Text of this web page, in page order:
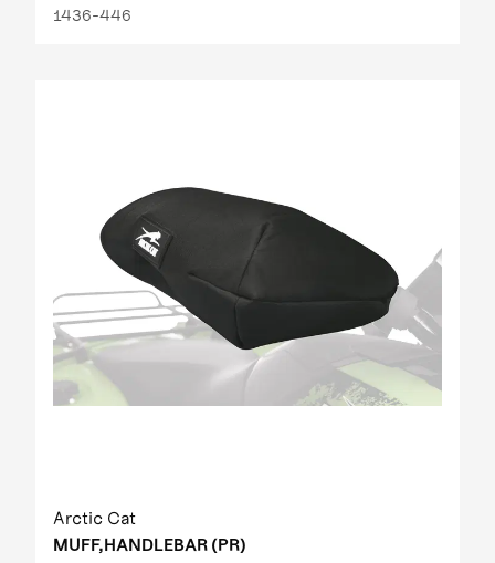
1436-446
Arctic Cat
MUFF,HANDLEBAR (PR)